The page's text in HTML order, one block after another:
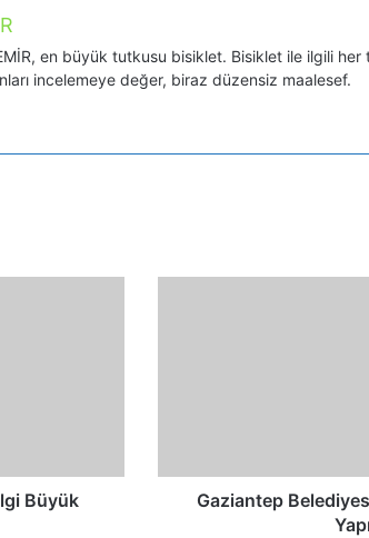
en büyük tutkusu bisiklet. Bisiklet ile ilgili her
incelemeye değer, biraz düzensiz maalesef.
Büyük
Gaziantep